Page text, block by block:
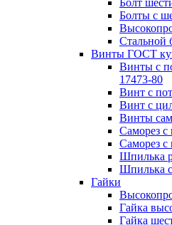
Болт
Болты с
Стальной
Винты ГОСТ
Винты с
17473-80
Винт с
Винт с
Винты
Саморез с
Саморез с
Шпилька
Шпилька
Гайки
Гайка
Гайка